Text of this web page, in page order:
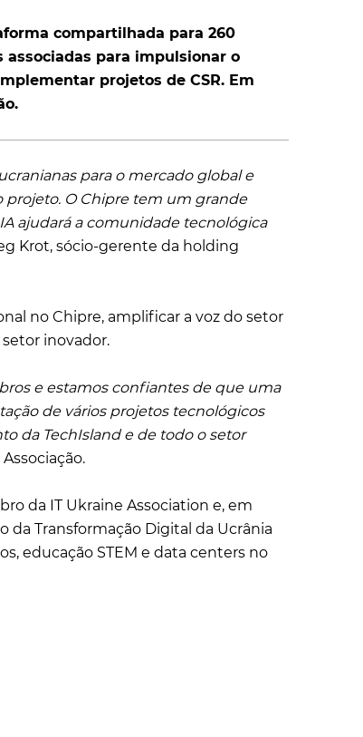
compartilhada para 260
associadas para impulsionar o
projetos de CSR. Em
para o mercado global e
projeto. O Chipre tem um grande
ajudará a comunidade tecnológica
Krot, sócio-gerente da holding
no Chipre, amplificar a voz do setor
inovador.
e estamos confiantes de que uma
de vários projetos tecnológicos
da TechIsland e de todo o setor
da IT Ukraine Association e, em
Transformação Digital da Ucrânia
educação STEM e data centers no